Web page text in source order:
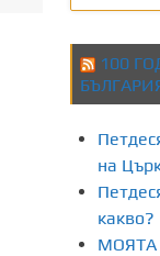
100
на
какво?
МОЯТА